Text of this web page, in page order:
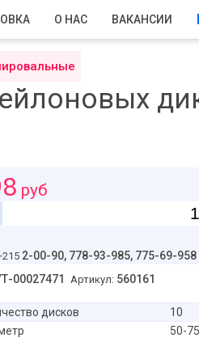
О НАС ВАКАНСИИ
руб
2-00-90, 778-93-985, 775-69-958
00027471 Артикул: 560161
дисков
10
50-